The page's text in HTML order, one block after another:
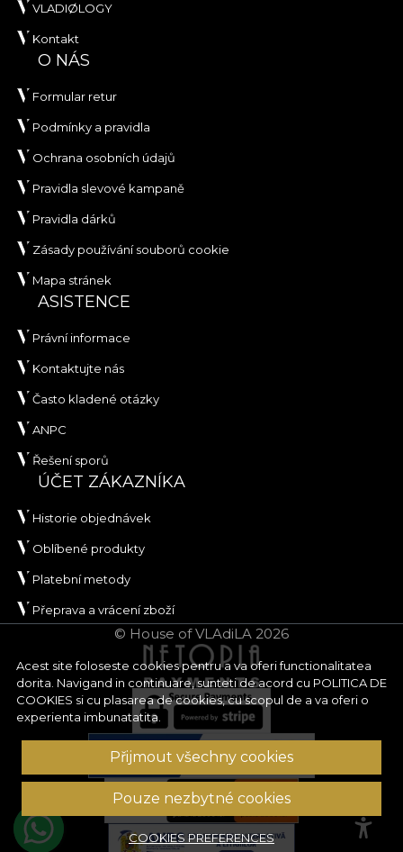
Acest site foloseste cookies pentru a va oferi functionalitatea
dorita. Navigand in continuare, sunteti de acord cu POLITICA DE
COOKIES si cu plasarea de cookies, cu scopul de a va oferi o
experienta imbunatatita.
Přijmout všechny cookies
Pouze nezbytné cookies
COOKIES PREFERENCES
VLADIØLOGY
Kontakt
O NÁS
Formular retur
Podmínky a pravidla
Ochrana osobních údajů
Pravidla slevové kampaně
Pravidla dárků
Zásady používání souborů cookie
Mapa stránek
ASISTENCE
Právní informace
Kontaktujte nás
Často kladené otázky
ANPC
Řešení sporů
ÚČET ZÁKAZNÍKA
Historie objednávek
Oblíbené produkty
Platební metody
Přeprava a vrácení zboží
© House of VLAdiLA 2026